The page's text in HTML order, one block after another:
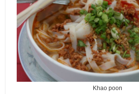
Khao poon